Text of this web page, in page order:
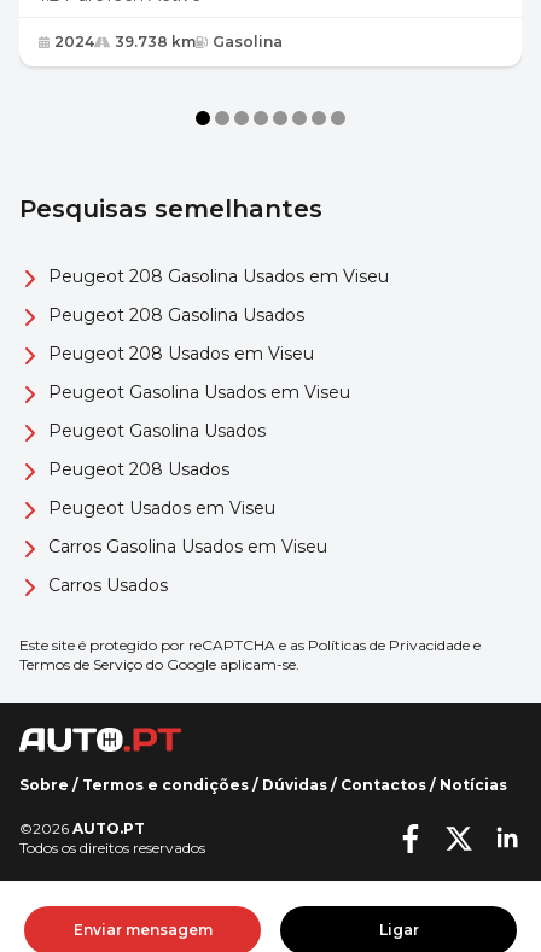
2024 39.738 km Gasolina
Pesquisas semelhantes
Peugeot 208 Gasolina Usados em Viseu
Peugeot 208 Gasolina Usados
Peugeot 208 Usados em Viseu
Peugeot Gasolina Usados em Viseu
Peugeot Gasolina Usados
Peugeot 208 Usados
Peugeot Usados em Viseu
Carros Gasolina Usados em Viseu
Carros Usados
Este site é protegido por reCAPTCHA e as Políticas de Privacidade e
Termos de Serviço do Google aplicam-se.
Enviar mensagem Ligar
Sobre / Termos e condições / Dúvidas / Contactos / Notícias
©2026 AUTO.PT
Todos os direitos reservados